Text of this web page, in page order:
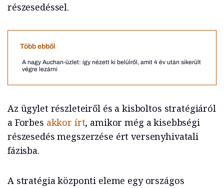
részesedéssel.
Több ebből
A nagy Auchan-üzlet: így nézett ki belülről, amit 4 év után sikerült
végre lezárni
Az ügylet részleteiről és a kisboltos stratégiáról
a Forbes akkor írt, amikor még a kisebbségi
részesedés megszerzése ért versenyhivatali
fázisba.
A stratégia központi eleme egy országos